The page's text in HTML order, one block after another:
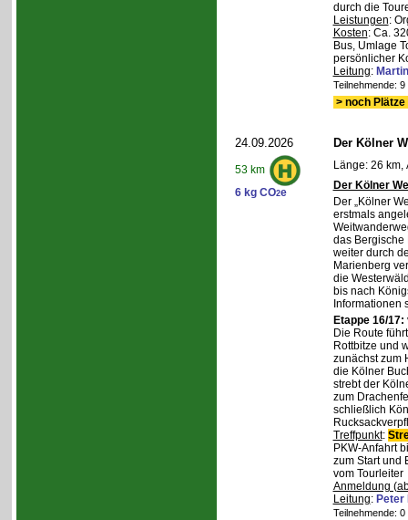
durch die
Leistungen:
Kosten: Ca.
Bus, Umlage
persönlicher
Leitung:
Teilnehmende:
> noch
24.09.2026
53 km
6 kg CO2e
Der Kölner
Länge: 26 km,
Der Kölner
Der „Kölner
erstmals
das Bergische
weiter durch
Marienberg
die
bis nach
Informationen
Etappe 16/
Die Route
Rottbitze und
zunächst zum
die Kölner
strebt der
zum
schließlich
Treffpunkt:
PKW-Anfahrt
zum Start und
vom Tourleiter
Anmeldung
Leitung: Peter
Teilnehmende: